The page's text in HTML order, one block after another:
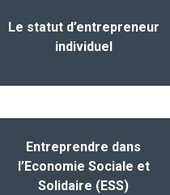
Le statut d’entrepreneur
individuel
Entreprendre dans
l’Economie Sociale et
Solidaire (ESS)